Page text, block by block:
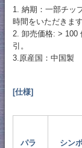
1. 納期：一部チッ
時間をいただきます
2. 卸売価格: > 100
引。
3.原産国：中国製
[仕様]
パラ シン